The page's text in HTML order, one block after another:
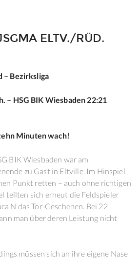
ELTV./RÜD.
– Bezirksliga
– HSG BIK Wiesbaden 22:21
Minuten wach!
BIK Wiesbaden war am
zu Gast in Eltville. Im Hinspiel
Punkt retten – auch ohne richtigen
teilten sich erneut die Feldspieler
N das Tor-Geschehen. Bei 22
man über deren Leistung nicht
müssen sich an ihre eigene Nase